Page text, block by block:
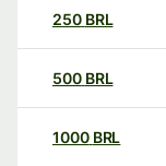
250 BRL
500 BRL
1000 BRL